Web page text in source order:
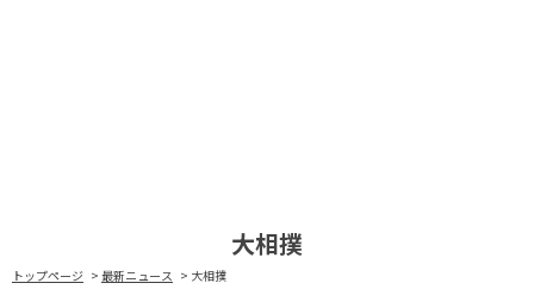
大相撲
トップページ 最新ニュース 大相撲